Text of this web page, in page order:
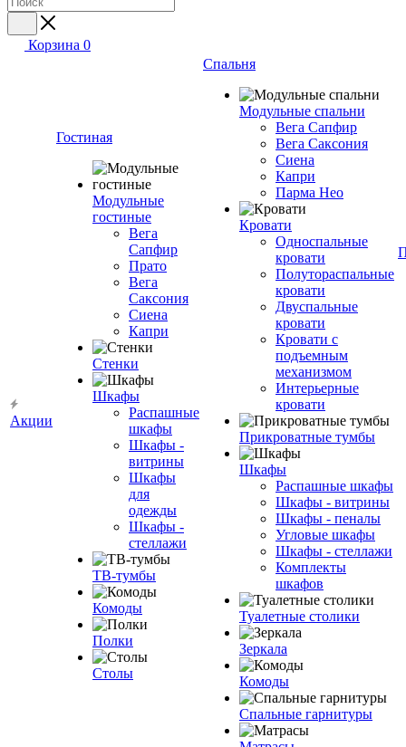
Корзина 0
Акции
Гостиная
Модульные
гостиные
Вега
Сапфир
Прато
Вега
Саксония
Сиена
Капри
Стенки
Шкафы
Распашные
шкафы
Шкафы -
витрины
Шкафы
для
одежды
Шкафы -
стеллажи
ТВ-тумбы
Комоды
Полки
Столы
Спальня
Модульные спальни
Вега Сапфир
Вега Саксония
Сиена
Капри
Парма Нео
Кровати
Односпальные
кровати
Полутораспальные
кровати
Двуспальные
кровати
Кровати с
подъемным
механизмом
Интерьерные
кровати
Прикроватные тумбы
Шкафы
Распашные шкафы
Шкафы - витрины
Шкафы - пеналы
Угловые шкафы
Шкафы - стеллажи
Комплекты
шкафов
Туалетные столики
Зеркала
Комоды
Спальные гарнитуры